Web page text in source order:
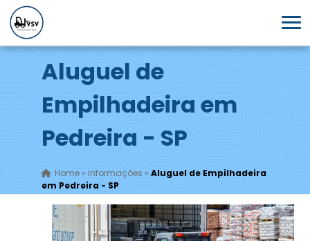
Aluguel de
Empilhadeira em
Pedreira - SP
Home» Informações » Aluguel de Empilhadeira
em Pedreira - SP